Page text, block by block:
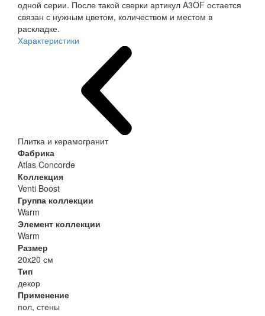
одной серии. После такой сверки артикул A3OF остается
связан с нужным цветом, количеством и местом в
раскладке.
Характеристики
Плитка и керамогранит
Фабрика
Atlas Concorde
Коллекция
Venti Boost
Группа коллекции
Warm
Элемент коллекции
Warm
Размер
20x20 см
Тип
декор
Применение
пол, стены